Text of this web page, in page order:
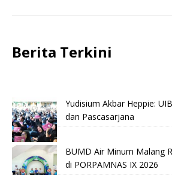
Berita Terkini
Yudisium Akbar Heppie:
dan Pascasarjana
BUMD Air Minum Malang
di PORPAMNAS IX 2026